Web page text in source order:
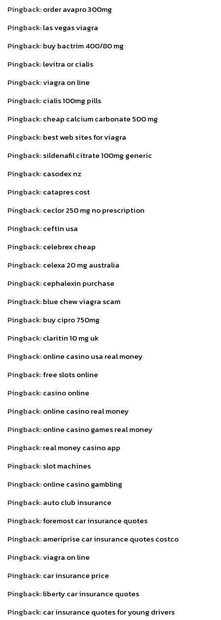
Pingback:order avapro 300mg
Pingback:las vegas viagra
Pingback:buy bactrim 400/80 mg
Pingback:levitra or cialis
Pingback:viagra on line
Pingback:cialis 100mg pills
Pingback:cheap calcium carbonate 500 mg
Pingback:best web sites for viagra
Pingback:sildenafil citrate 100mg generic
Pingback:casodex nz
Pingback:catapres cost
Pingback:ceclor 250 mg no prescription
Pingback:ceftin usa
Pingback:celebrex cheap
Pingback:celexa 20 mg australia
Pingback:cephalexin purchase
Pingback:blue chew viagra scam
Pingback:buy cipro 750mg
Pingback:claritin 10 mg uk
Pingback:online casino usa real money
Pingback:free slots online
Pingback:casino online
Pingback:online casino real money
Pingback:online casino games real money
Pingback:real money casino app
Pingback:slot machines
Pingback:online casino gambling
Pingback:auto club insurance
Pingback:foremost car insurance quotes
Pingback:ameriprise car insurance quotes costco
Pingback:viagra on line
Pingback:car insurance price
Pingback:liberty car insurance quotes
Pingback:car insurance quotes for young drivers